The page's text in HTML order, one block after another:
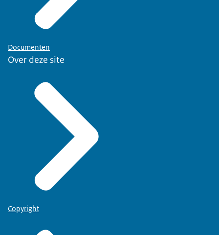
Documenten
Over deze site
Copyright